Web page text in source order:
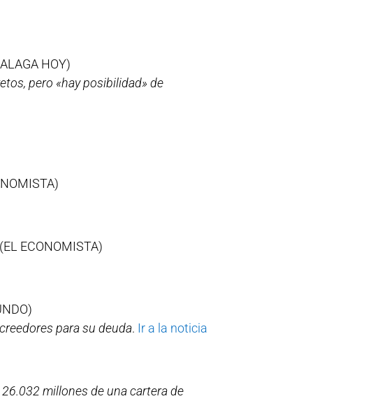
HOY)
pero «hay posibilidad» de
(EL ECONOMISTA)
para su deuda. Ir a la noticia
millones de una cartera de